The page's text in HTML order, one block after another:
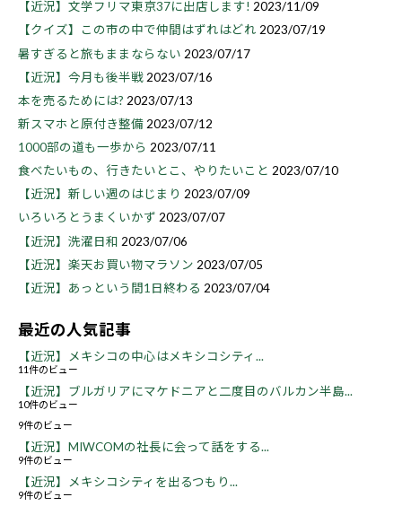
【近況】文学フリマ東京37に出店します! 2023/11/09
【クイズ】この市の中で仲間はずれはどれ 2023/07/19
暑すぎると旅もままならない 2023/07/17
【近況】今月も後半戦 2023/07/16
本を売るためには? 2023/07/13
新スマホと原付き整備 2023/07/12
1000部の道も一歩から 2023/07/11
食べたいもの、行きたいとこ、やりたいこと 2023/07/10
【近況】新しい週のはじまり 2023/07/09
いろいろとうまくいかず 2023/07/07
【近況】洗濯日和 2023/07/06
【近況】楽天お買い物マラソン 2023/07/05
【近況】あっという間1日終わる 2023/07/04
最近の人気記事
【近況】メキシコの中心はメキシコシティ...
11件のビュー
【近況】ブルガリアにマケドニアと二度目のバルカン半島...
10件のビュー
9件のビュー
【近況】MIWCOMの社長に会って話をする...
9件のビュー
【近況】メキシコシティを出るつもり...
9件のビュー